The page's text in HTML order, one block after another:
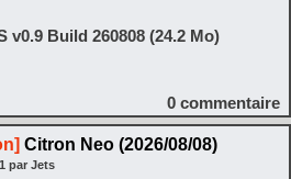
v0.9 Build 260808 (24.2 Mo)
0 commentaire
Citron Neo (2026/08/08)
par Jets